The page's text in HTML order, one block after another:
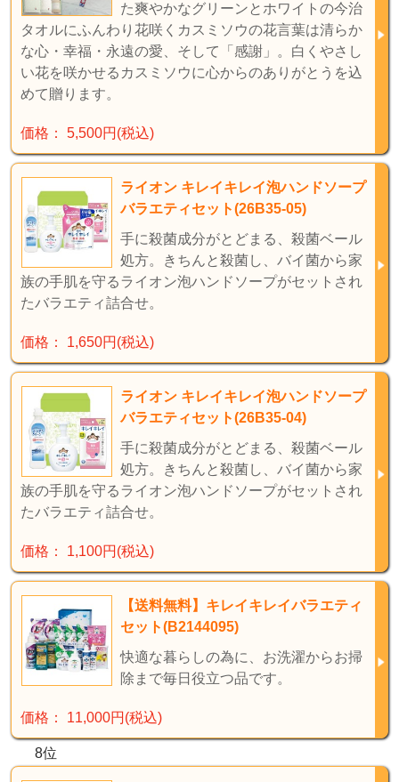
た爽やかなグリーンとホワイトの今治
タオルにふんわり花咲くカスミソウの花言葉は清らか
な心・幸福・永遠の愛、そして「感謝」。白くやさし
い花を咲かせるカスミソウに心からのありがとうを込
めて贈ります。
価格： 5,500円(税込)
ライオン キレイキレイ泡ハンドソープ
バラエティセット(26B35-05)
手に殺菌成分がとどまる、殺菌ベール
処方。きちんと殺菌し、バイ菌から家
族の手肌を守るライオン泡ハンドソープがセットされ
たバラエティ詰合せ。
価格： 1,650円(税込)
ライオン キレイキレイ泡ハンドソープ
バラエティセット(26B35-04)
手に殺菌成分がとどまる、殺菌ベール
処方。きちんと殺菌し、バイ菌から家
族の手肌を守るライオン泡ハンドソープがセットされ
たバラエティ詰合せ。
価格： 1,100円(税込)
【送料無料】キレイキレイバラエティ
セット(B2144095)
快適な暮らしの為に、お洗濯からお掃
除まで毎日役立つ品です。
価格： 11,000円(税込)
8位